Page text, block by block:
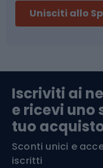
Abbigliamento
Componenti
Arrampicata
Medicina dello
Unisciti allo
Iscriviti ai
e ricevi uno
tuo
Sconti unici e
iscritti